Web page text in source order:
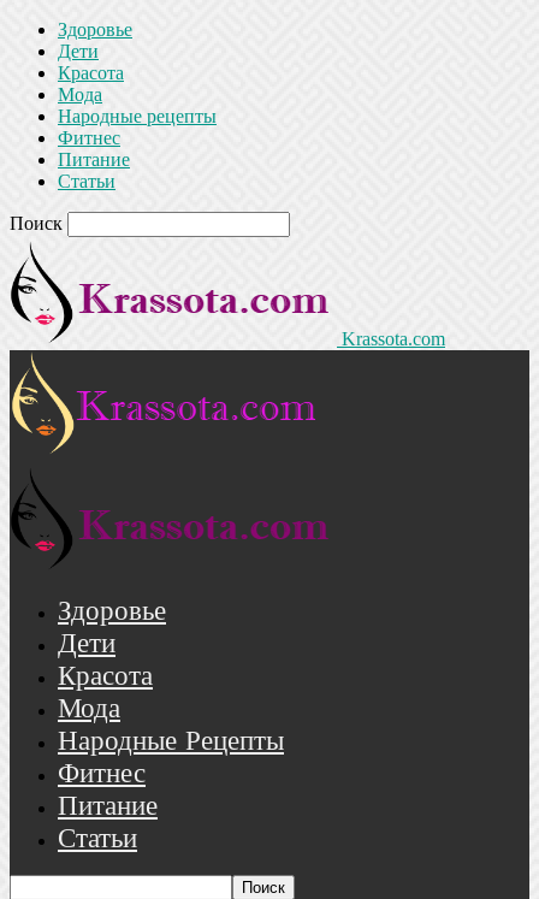
Здоровье
Дети
Красота
Мода
Народные рецепты
Фитнес
Питание
Статьи
Поиск
Krassota.com
Здоровье
Дети
Красота
Мода
Народные Рецепты
Фитнес
Питание
Статьи